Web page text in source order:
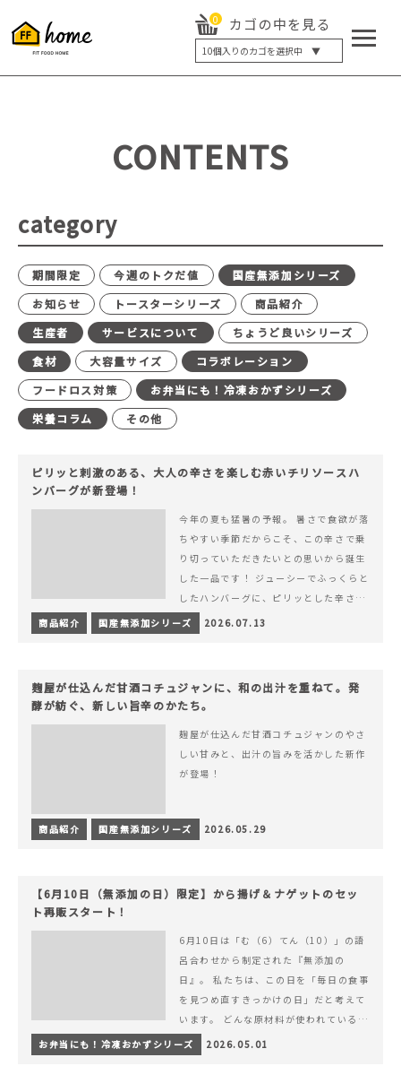
0 カゴの中を見る
10個入りのカゴを選択中 ▼
5個入り
20個入り
最大12%OFF
CONTENTS
category
期間限定 今週のトクだ値
国産無添加シリーズ
お知らせ
トースターシリーズ
商品紹介
生産者
サービスについて
ちょうど良いシリーズ
食材
大容量サイズ
コラボレーション
フードロス対策
お弁当にも！冷凍おかずシリーズ
栄養コラム
その他
ピリッと刺激のある、大人の辛さを楽しむ赤いチリソースハ
ンバーグが新登場！
今年の夏も猛暑の予報。 暑さで食欲が落
ちやすい季節だからこそ、この辛さで乗
り切っていただきたいとの思いから誕生
した一品です！ ジューシーでふっくらと
したハンバーグに、ピリッとした辛さと
コク深い旨みが楽しめる特製チリソース
&hellip; 続きを読む ピリッと刺激のあ
商品紹介 国産無添加シリーズ 2026.07.13
麹屋が仕込んだ甘酒コチュジャンに、和の出汁を重ねて。発
酵が紡ぐ、新しい旨辛のかたち。
麹屋が仕込んだ甘酒コチュジャンのやさ
しい甘みと、出汁の旨みを活かした新作
が登場！
商品紹介 国産無添加シリーズ 2026.05.29
【6月10日（無添加の日）限定】から揚げ＆ナゲットのセッ
ト再販スタート！
6月10日は「む（6）てん（10）」の語
呂合わせから制定された『無添加の
日』。 私たちは、この日を「毎日の食事
を見つめ直すきっかけの日」だと考えて
います。 どんな原材料が使われているの
か。 どのようにつくられているのか。&
hellip; 続きを読む 【6月10日（無添加
お弁当にも！冷凍おかずシリーズ 2026.05.01